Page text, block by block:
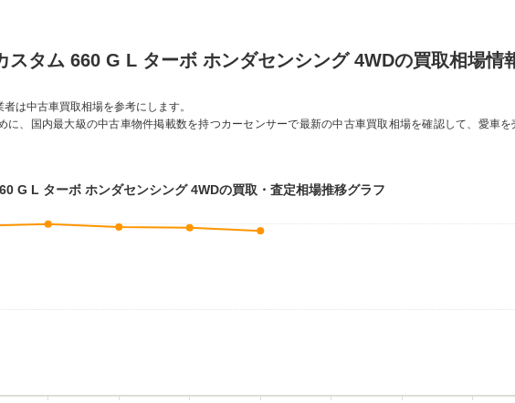
スタム 660 G L ターボ ホンダセンシング 4WDの買取相場情
は中古車買取相場を参考にします。
に、国内最大級の中古車物件掲載数を持つカーセンサーで最新の中古車買取相場を確認して、愛車
G L ターボ ホンダセンシング 4WDの買取・査定相場推移グラフ